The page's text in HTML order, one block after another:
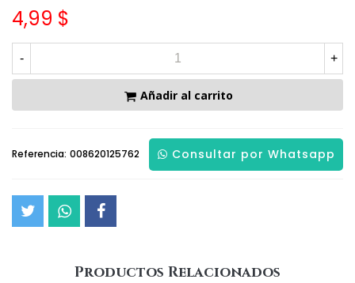
4,99 $
- +
Añadir al carrito
Referencia: 008620125762 Consultar por Whatsapp
Productos Relacionados